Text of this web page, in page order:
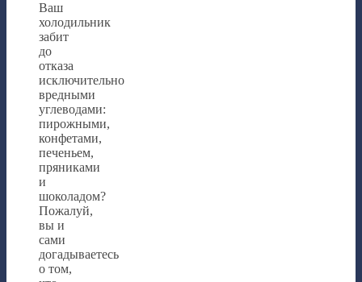
Ваш
холодильник
забит
до
отказа
исключительно
вредными
углеводами:
пирожными,
конфетами,
печеньем,
пряниками
и
шоколадом?
Пожалуй,
вы и
сами
догадываетесь
о том,